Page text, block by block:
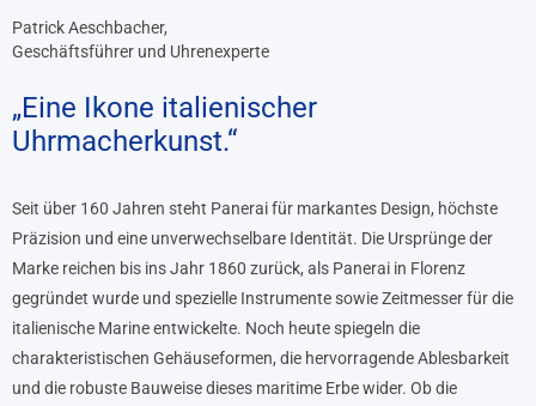
Patrick Aeschbacher,
Geschäftsführer und Uhrenexperte
„Eine Ikone italienischer
Uhrmacherkunst.“
Seit über 160 Jahren steht Panerai für markantes Design, höchste
Präzision und eine unverwechselbare Identität. Die Ursprünge der
Marke reichen bis ins Jahr 1860 zurück, als Panerai in Florenz
gegründet wurde und spezielle Instrumente sowie Zeitmesser für die
italienische Marine entwickelte. Noch heute spiegeln die
charakteristischen Gehäuseformen, die hervorragende Ablesbarkeit
und die robuste Bauweise dieses maritime Erbe wider. Ob die